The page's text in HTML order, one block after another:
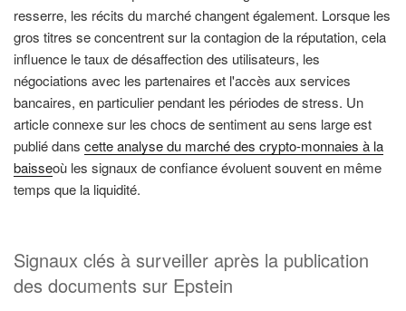
resserre, les récits du marché changent également. Lorsque les
gros titres se concentrent sur la contagion de la réputation, cela
influence le taux de désaffection des utilisateurs, les
négociations avec les partenaires et l'accès aux services
bancaires, en particulier pendant les périodes de stress. Un
article connexe sur les chocs de sentiment au sens large est
publié dans cette analyse du marché des crypto-monnaies à la
baisseoù les signaux de confiance évoluent souvent en même
temps que la liquidité.
Signaux clés à surveiller après la publication
des documents sur Epstein